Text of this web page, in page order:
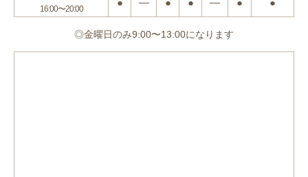
16:00〜20:00
◎金曜日のみ9:00〜13:00になります